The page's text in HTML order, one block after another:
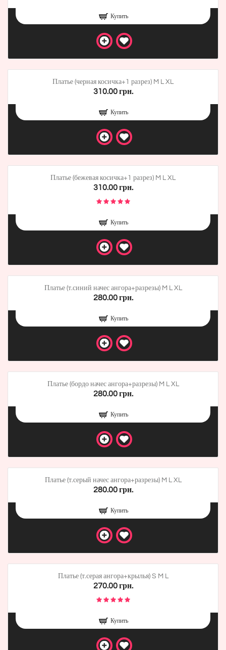
Купить
Платье (черная косичка+1 разрез) M L XL
310.00 грн.
Купить
Платье (бежевая косичка+1 разрез) M L XL
310.00 грн.
Купить
Платье (т.синий начес ангора+разрезы) M L XL
280.00 грн.
Купить
Платье (бордо начес ангора+разрезы) M L XL
280.00 грн.
Купить
Платье (т.серый начес ангора+разрезы) M L XL
280.00 грн.
Купить
Платье (т.серая ангора+крылья) S M L
270.00 грн.
Купить